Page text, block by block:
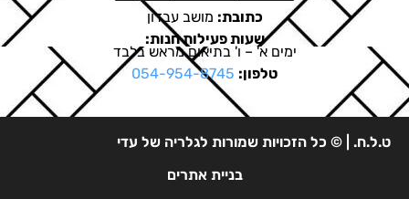
כתובת: מושב עבדון
שעות פעילות חנות:
ימים א' – ו' בתיאום מראש בלבד
טלפון: 054-954-8745
ט.ל.ח. | © כל הזכויות שמורות לגלריה של עדי
בניית אתרים